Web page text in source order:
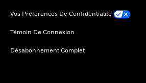
Vos Préférences De Confidentialité
Témoin De Connexion
Désabonnement Complet